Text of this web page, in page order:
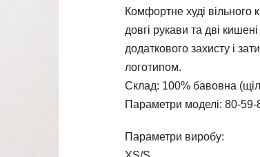
Комфортне худі вільного
довгі рукави та дві
додаткового захисту і
логотипом.
Склад: 100% бавовна
Параметри моделі: 80-
Параметри виробу: